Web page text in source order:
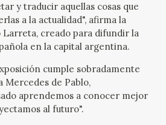
y traducir aquellas cosas que
a la actualidad", afirma la
creado para difundir la
en la capital argentina.
cumple sobradamente
Mercedes de Pablo,
aprendemos a conocer mejor
al futuro".